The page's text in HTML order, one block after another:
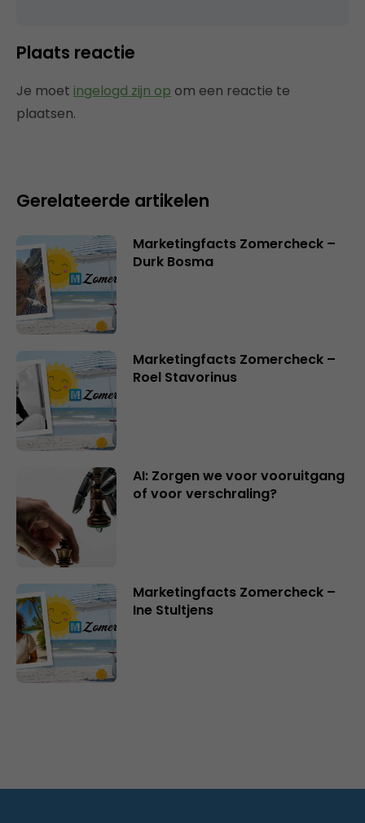
Plaats reactie
Je moet ingelogd zijn op om een reactie te
plaatsen.
Gerelateerde artikelen
Marketingfacts Zomercheck –
Durk Bosma
Marketingfacts Zomercheck –
Roel Stavorinus
AI: Zorgen we voor vooruitgang
of voor verschraling?
Marketingfacts Zomercheck –
Ine Stultjens